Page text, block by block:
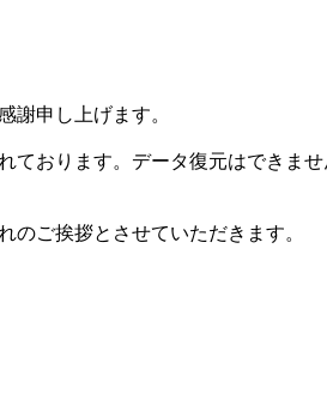
謝申し上げます。
おります。データ復元はできま
ご挨拶とさせていただきます。